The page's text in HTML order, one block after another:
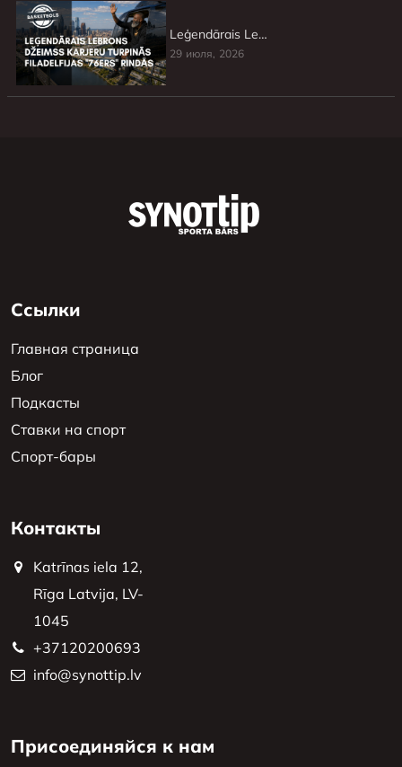
Leģendārais Lebrons Džeimss karjeru turpinās Filadelfijas »76ers» rindās
29 июля, 2026
Ссылки
Главная страница
Блог
Подкасты
Ставки на спорт
Спорт-бары
Контакты
Katrīnas iela 12,
Rīga Latvija, LV-
1045
+37120200693
info@synottip.lv
Присоединяйся к нам